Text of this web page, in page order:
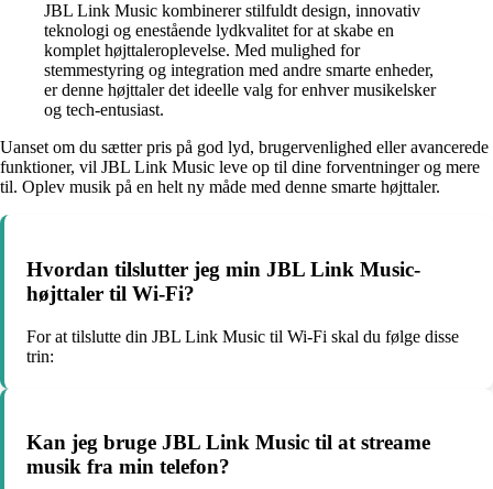
JBL Link Music kombinerer stilfuldt design, innovativ
teknologi og enestående lydkvalitet for at skabe en
komplet højttaleroplevelse. Med mulighed for
stemmestyring og integration med andre smarte enheder,
er denne højttaler det ideelle valg for enhver musikelsker
og tech-entusiast.
Uanset om du sætter pris på god lyd, brugervenlighed eller avancerede
funktioner, vil JBL Link Music leve op til dine forventninger og mere
til. Oplev musik på en helt ny måde med denne smarte højttaler.
Hvordan tilslutter jeg min JBL Link Music-
højttaler til Wi-Fi?
For at tilslutte din JBL Link Music til Wi-Fi skal du følge disse
trin:
Kan jeg bruge JBL Link Music til at streame
musik fra min telefon?